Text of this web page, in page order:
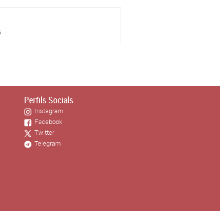
Perfils Socials
Instagram
Facebook
Twitter
Telegram